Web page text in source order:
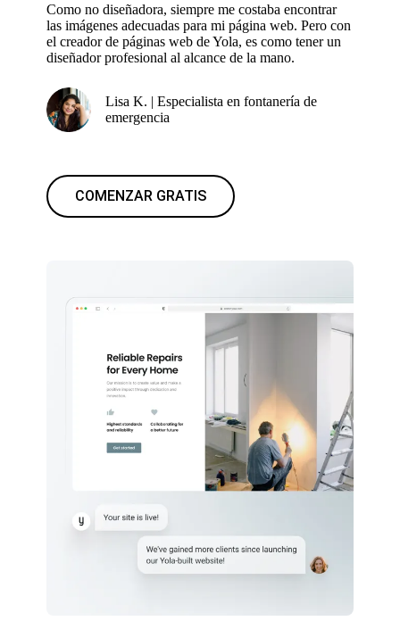
Como no diseñadora, siempre me costaba encontrar
las imágenes adecuadas para mi página web. Pero con
el creador de páginas web de Yola, es como tener un
diseñador profesional al alcance de la mano.
Lisa K. | Especialista en fontanería de
emergencia
COMENZAR GRATIS